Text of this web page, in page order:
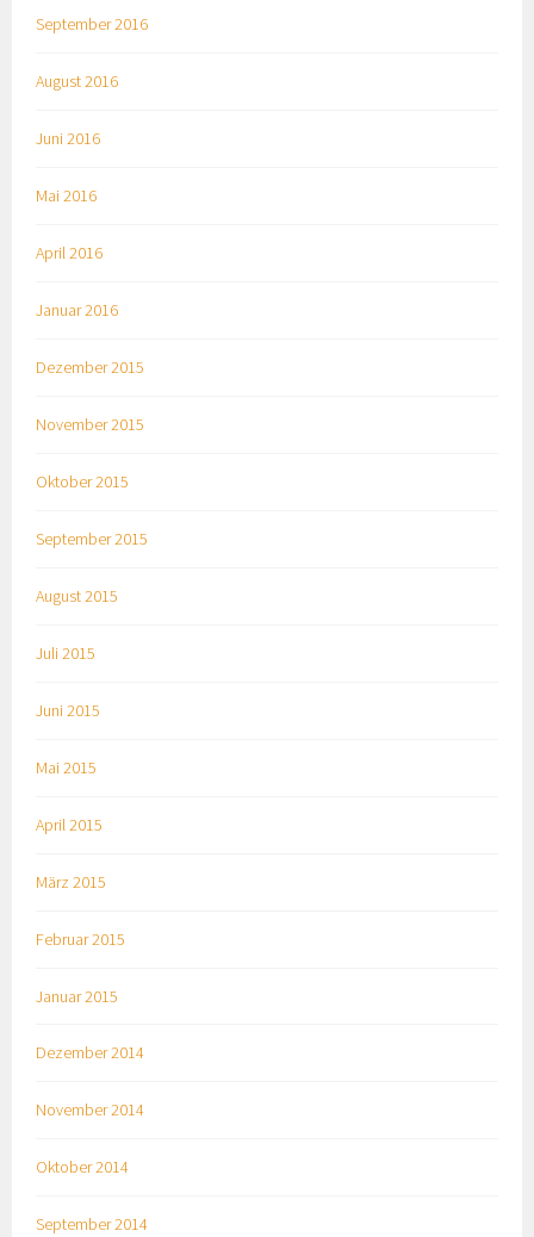
September 2016
August 2016
Juni 2016
Mai 2016
April 2016
Januar 2016
Dezember 2015
November 2015
Oktober 2015
September 2015
August 2015
Juli 2015
Juni 2015
Mai 2015
April 2015
März 2015
Februar 2015
Januar 2015
Dezember 2014
November 2014
Oktober 2014
September 2014